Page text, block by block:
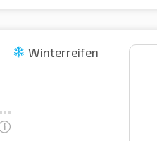
Winterreifen